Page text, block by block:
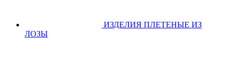
ИЗДЕЛИЯ ПЛЕТЕНЫЕ ИЗ
ЛОЗЫ